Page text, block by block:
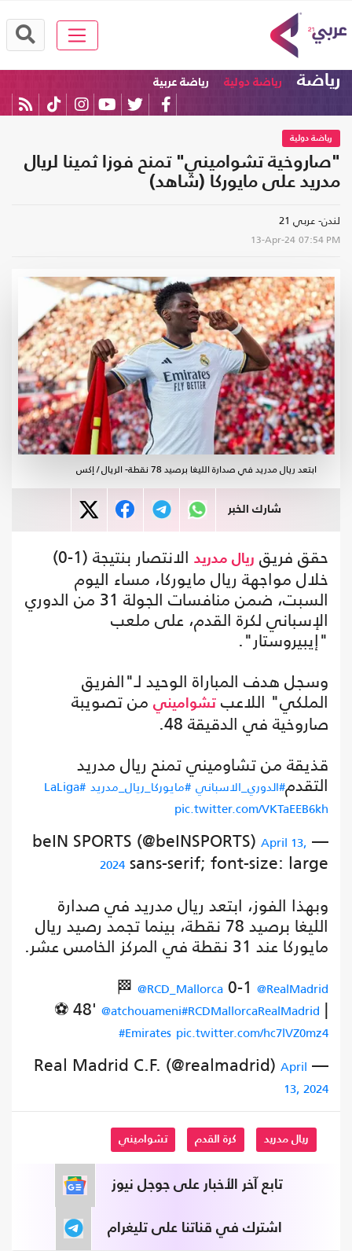
رياضة رياضة دولية رياضة عربية
رياضة دولية
"صاروخية تشواميني" تمنح فوزا ثمينا لريال
مدريد على مايوركا (شاهد)
لندن- عربي 21
13-Apr-24 07:54 PM
ابتعد ريال مدريد في صدارة الليغا برصيد 78 نقطة- الريال / إكس
شارك الخبر
حقق فريق ريال مدريد
الانتصار بنتيجة (1-0)
خلال مواجهة ريال مايوركا، مساء اليوم
السبت، ضمن منافسات الجولة 31 من الدوري
الإسباني لكرة القدم، على ملعب
"إيبيروستار".
وسجل هدف المباراة الوحيد لـ"الفريق
الملكي" اللاعب تشواميني من تصويبة
صاروخية في الدقيقة 48.
قذيقة من تشاوميني تمنح ريال مدريد
التقدم#الدوري_الاسباني #مايوركا_ريال_مدريد #LaLiga
pic.twitter.com/VKTaEEB6kh
— beIN SPORTS (@beINSPORTS)
April 13,
2024 sans-serif; font-size: large
وبهذا الفوز، ابتعد ريال مدريد في صدارة
الليغا برصيد 78 نقطة، بينما تجمد رصيد ريال
مايوركا عند 31 نقطة في المركز الخامس عشر.
🏁 @RCD_Mallorca 0-1 @RealMadrid
⚽ 48' @atchouameni#RCDMallorcaRealMadrid |
#Emirates pic.twitter.com/hc7lVZ0mz4
— Real Madrid C.F. (@realmadrid)
April
13, 2024
ريال مدريد كرة القدم تشواميني
تابع آخر الأخبار على جوجل نيوز
اشترك في قناتنا على تليغرام